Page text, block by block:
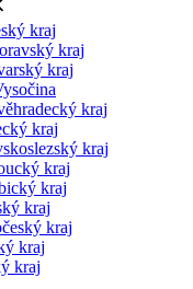
kraj
kraj
kraj
kraj
kraj
kraj
kraj
kraj
kraj
kraj
kraj
kraj